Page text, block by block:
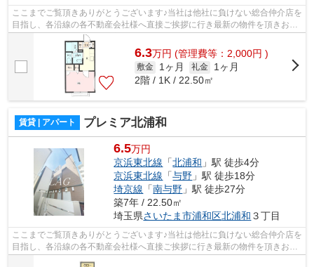
ここまでご覧頂きありがとうございます♪当社は他社に負けない総合仲介店を
目指し、各沿線の各不動産会社様へ直接ご挨拶に行き最新の物件を頂きお客
様へ提供しております！最新の情報は...
6.3万円 (管理費等：2,000円 )
敷金 1ヶ月 礼金
1ヶ月
2階 / 1K / 22.50㎡
賃貸 | アパート プレミア北浦和
6.5万円
京浜東北線 「北浦和 」駅 徒歩4分
京浜東北線 「与野 」駅 徒歩18分
埼京線 「南与野 」駅 徒歩27分
築7年 / 22.50㎡
埼玉県さいたま市浦和区北浦和 ３丁目
ここまでご覧頂きありがとうございます♪当社は他社に負けない総合仲介店を
目指し、各沿線の各不動産会社様へ直接ご挨拶に行き最新の物件を頂きお客